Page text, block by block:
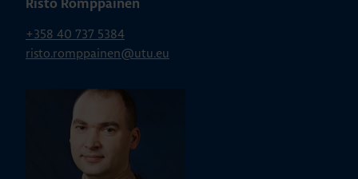
Risto Romppainen
+358 40 737 5384
risto.romppainen@utu.eu